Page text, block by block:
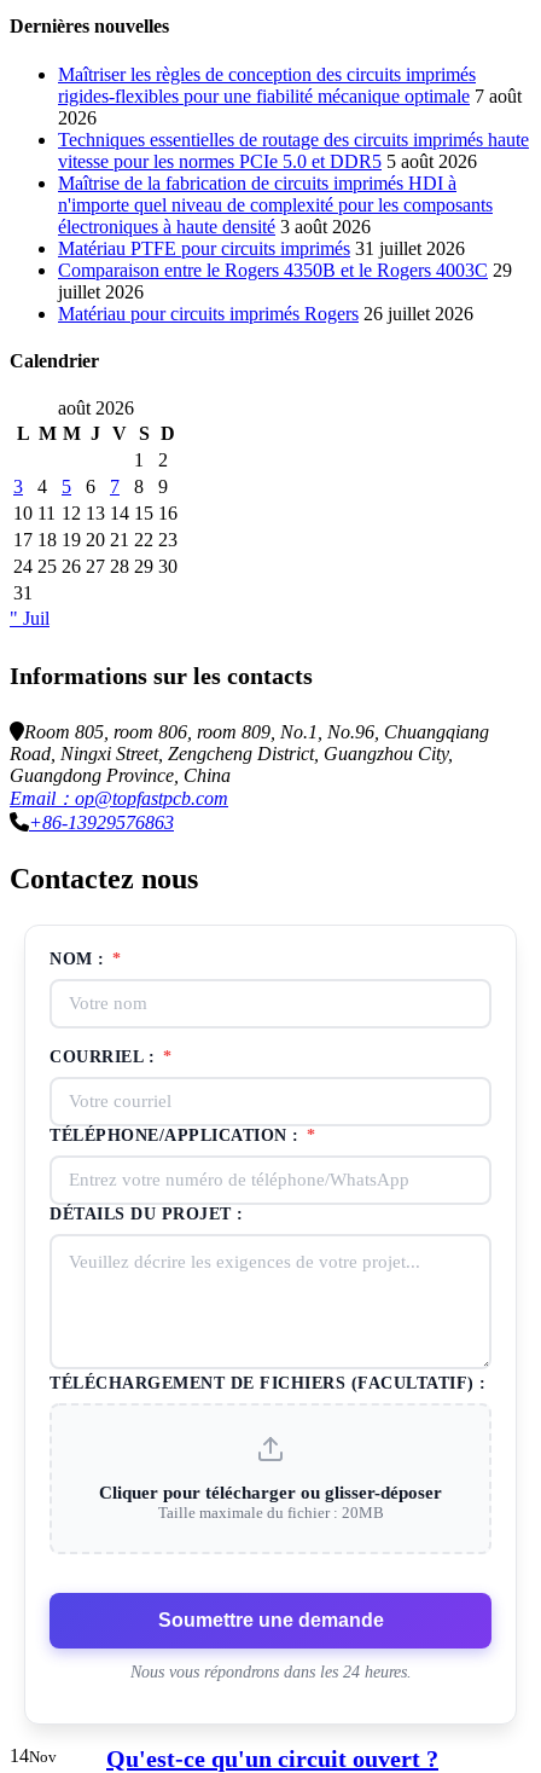
Dernières nouvelles
Maîtriser les règles de conception des circuits imprimés
rigides-flexibles pour une fiabilité mécanique optimale 7 août
2026
Techniques essentielles de routage des circuits imprimés haute
vitesse pour les normes PCIe 5.0 et DDR5 5 août 2026
Maîtrise de la fabrication de circuits imprimés HDI à
n'importe quel niveau de complexité pour les composants
électroniques à haute densité 3 août 2026
Matériau PTFE pour circuits imprimés 31 juillet 2026
Comparaison entre le Rogers 4350B et le Rogers 4003C 29
juillet 2026
Matériau pour circuits imprimés Rogers 26 juillet 2026
Calendrier
août 2026
L M M J V S D
1
2
3
4 5 6 7 8
9
10 11 12 13 14 15 16
17 18 19 20 21 22 23
24 25 26 27 28 29 30
31
" Juil
Informations sur les contacts
Room 805, room 806, room 809, No.1, No.96, Chuangqiang
Road, Ningxi Street, Zengcheng District, Guangzhou City,
Guangdong Province, China
Email：op@topfastpcb.com
+86-13929576863
Contactez nous
NOM : *
COURRIEL : *
TÉLÉPHONE/APPLICATION : *
DÉTAILS DU PROJET :
TÉLÉCHARGEMENT DE FICHIERS (FACULTATIF) :
Cliquer pour télécharger ou glisser-déposer
Taille maximale du fichier : 20MB
Soumettre une demande
Nous vous répondrons dans les 24 heures.
14Nov Qu'est-ce qu'un circuit ouvert ?